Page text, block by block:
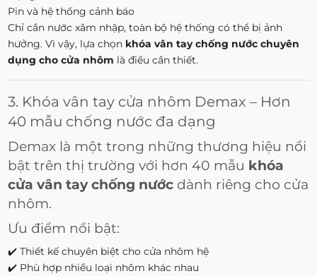
Pin và hệ thống cảnh báo
Chỉ cần nước xâm nhập, toàn bộ hệ thống có thể bị ảnh
hưởng. Vì vậy, lựa chọn khóa vân tay chống nước chuyên
dụng cho cửa nhôm là điều cần thiết.
3. Khóa vân tay cửa nhôm Demax – Hơn
40 mẫu chống nước đa dạng
Demax là một trong những thương hiệu nổi
bật trên thị trường với hơn 40 mẫu khóa
cửa vân tay chống nước dành riêng cho cửa
nhôm.
Ưu điểm nổi bật:
✔️ Thiết kế chuyên biệt cho cửa nhôm hệ
✔️ Phù hợp nhiều loại nhôm khác nhau